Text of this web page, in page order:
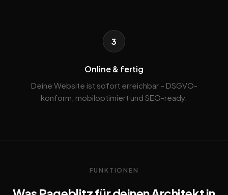
3
Online & fertig
Deine Website ist sofort erreichbar – DSGVO-
konform, mobiloptimiert und SEO-ready.
FUNKTIONEN